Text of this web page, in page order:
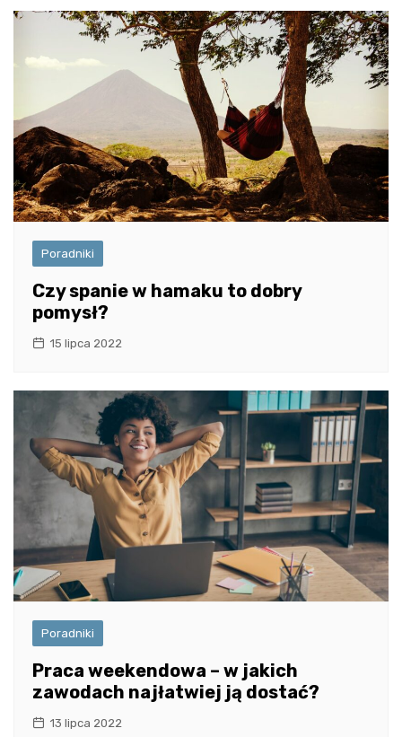
Poradniki
Czy spanie w hamaku to dobry
pomysł?
15 lipca 2022
Poradniki
Praca weekendowa – w jakich
zawodach najłatwiej ją dostać?
13 lipca 2022